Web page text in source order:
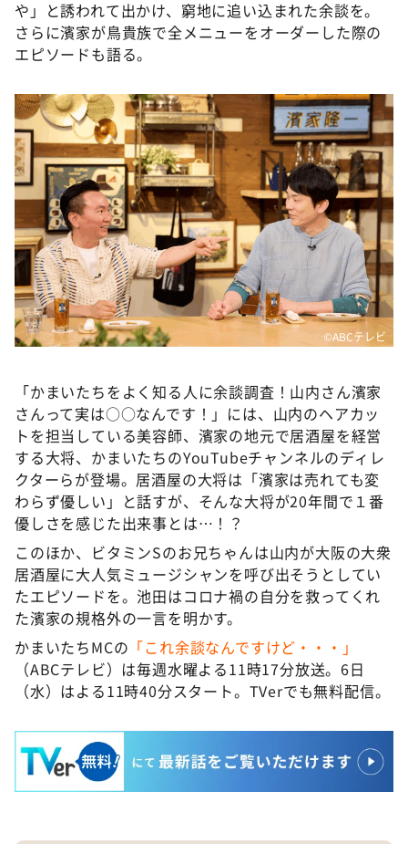
や」と誘われて出かけ、窮地に追い込まれた余談を。
さらに濱家が鳥貴族で全メニューをオーダーした際の
エピソードも語る。
©ABCテレビ
「かまいたちをよく知る人に余談調査！山内さん濱家
さんって実は○○なんです！」には、山内のヘアカッ
トを担当している美容師、濱家の地元で居酒屋を経営
する大将、かまいたちのYouTubeチャンネルのディレ
クターらが登場。居酒屋の大将は「濱家は売れても変
わらず優しい」と話すが、そんな大将が20年間で１番
優しさを感じた出来事とは…！？
このほか、ビタミンSのお兄ちゃんは山内が大阪の大衆
居酒屋に大人気ミュージシャンを呼び出そうとしてい
たエピソードを。池田はコロナ禍の自分を救ってくれ
た濱家の規格外の一言を明かす。
かまいたちMCの 「これ余談なんですけど・・・」
（ABCテレビ）は毎週水曜よる11時17分放送。6日
（水）はよる11時40分スタート。TVerでも無料配信。